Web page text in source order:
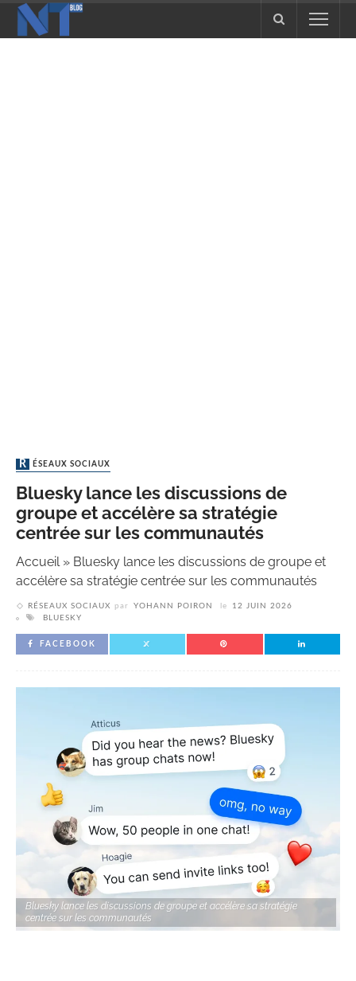
RÉSEAUX SOCIAUX
Bluesky lance les discussions de
groupe et accélère sa stratégie
centrée sur les communautés
Accueil» Bluesky lance les discussions de groupe et
accélère sa stratégie centrée sur les communautés
RÉSEAUX SOCIAUX par YOHANN POIRON le
12 JUIN 2026
BLUESKY
FACEBOOK
Bluesky lance les discussions de groupe et accélère sa stratégie
centrée sur les communautés